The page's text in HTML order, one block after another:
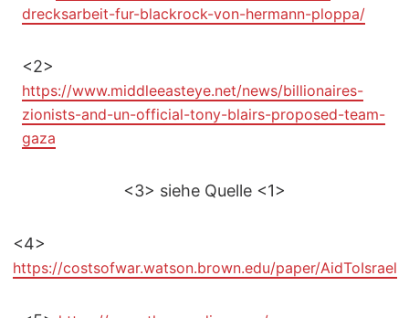
drecksarbeit-fur-blackrock-von-hermann-ploppa/
<2>
https://www.middleeasteye.net/news/billionaires-
zionists-and-un-official-tony-blairs-proposed-team-
gaza
<3> siehe Quelle <1>
<4>
https://costsofwar.watson.brown.edu/paper/AidToIsrael